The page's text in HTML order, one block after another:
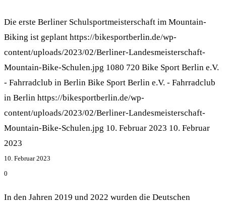
Die erste Berliner Schulsportmeisterschaft im Mountain-
Biking ist geplant https://bikesportberlin.de/wp-
content/uploads/2023/02/Berliner-Landesmeisterschaft-
Mountain-Bike-Schulen.jpg 1080 720 Bike Sport Berlin e.V.
- Fahrradclub in Berlin Bike Sport Berlin e.V. - Fahrradclub
in Berlin https://bikesportberlin.de/wp-
content/uploads/2023/02/Berliner-Landesmeisterschaft-
Mountain-Bike-Schulen.jpg 10. Februar 2023 10. Februar
2023
10. Februar 2023
0
In den Jahren 2019 und 2022 wurden die Deutschen